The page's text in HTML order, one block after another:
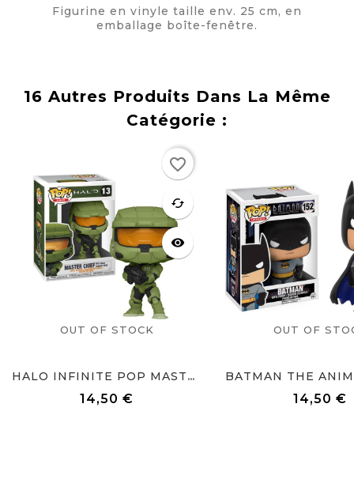
Figurine en vinyle taille env. 25 cm, en
emballage boîte-fenêtre.
16 Autres Produits Dans La Même
Catégorie :
OUT OF STOCK
favorite
cached
visibility
HALO INFINITE POP MASTER CHIEF
14,50 €
favorite_border
OUT OF
14,50 €